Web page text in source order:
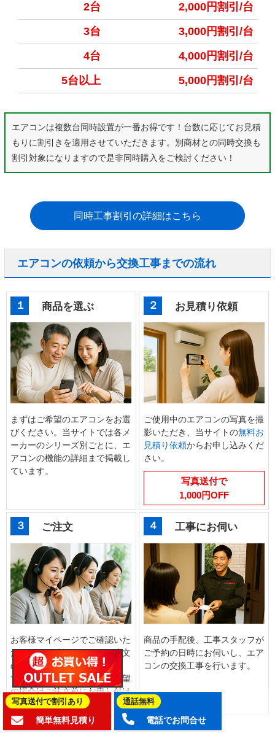
2台
2,000円割引/台
3台
3,000円割引/台
4台
4,000円割引/台
5台以上
5,000円割引/台
エアコンは複数台同時設置が一番お得です！台数に応じてお見積
もりに割引きを適用させていただきます。別商材との同時交換も
割引対象になりますので是非同時購入をご検討ください！
同時工事割引の詳細はこちら
エアコンの依頼から交換工事までの流れ
１ 商品を選ぶ
まずはご希望のエアコンをお選
びください。当サイトでは各メ
ーカーのシリーズ別ごとに、エ
アコンの機能の詳細まで掲載し
ています。
２ お見積り依頼
ご使用中のエアコンの写真を撮
影いただき、当サイトの無料お
見積り依頼からお申し込みくだ
さい。
写真送付で
1,000円OFF
３ ご注文
お客様マイページでご確認いた
だいたお見積り画面からご注文
のお手続きをお願いいたしま
す。お見積内容の変更をご希望
の場合はご注文前にお申し付け
ください。
４ 工事にお伺い
商品の手配後、工事スタッフが
ご予約の日時にお伺いし、エア
コンの交換工事を行います。
写真送付で割引あり
簡単無料見積り
通話無料
電話でお問合せ